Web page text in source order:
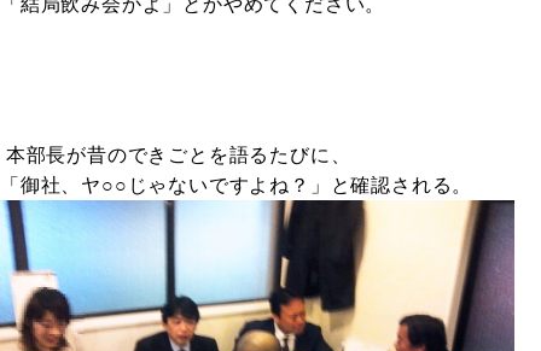
「結局飲み会かよ」とかやめてください。
本部長が昔のできごとを語るたびに、
「御社、ヤ○○じゃないですよね？」と確認される。